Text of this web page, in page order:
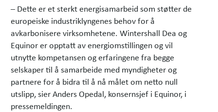
– Dette er et sterkt energisamarbeid som støtter de
europeiske industriklyngenes behov for å
avkarbonisere virksomhetene. Wintershall Dea og
Equinor er opptatt av energiomstillingen og vil
utnytte kompetansen og erfaringene fra begge
selskaper til å samarbeide med myndigheter og
partnere for å bidra til å nå målet om netto null
utslipp, sier Anders Opedal, konsernsjef i Equinor, i
pressemeldingen.